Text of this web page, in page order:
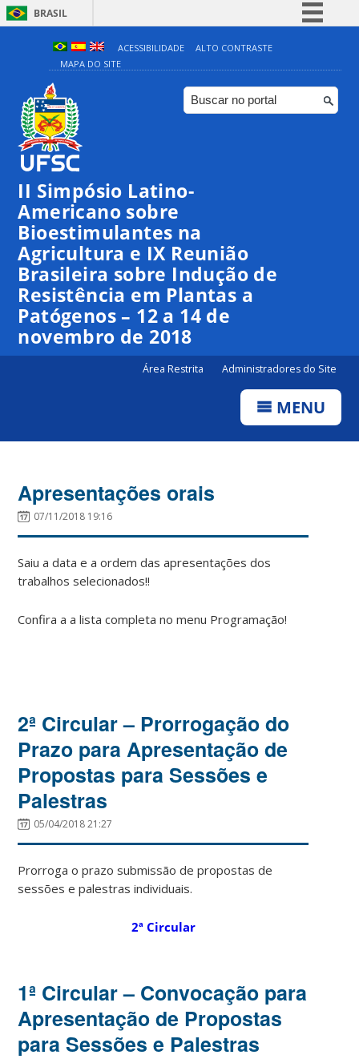
BRASIL
Simplifique!
Comunica BR
Participe
ACESSIBILIDADE
ALTO CONTRASTE
MAPA DO SITE
II Simpósio Latino-
Americano sobre
Bioestimulantes na
Agricultura e IX Reunião
Brasileira sobre Indução de
Resistência em Plantas a
Patógenos – 12 a 14 de
novembro de 2018
Área Restrita Administradores do Site
MENU
Apresentações orais
07/11/2018 19:16
Saiu a data e a ordem das apresentações dos
trabalhos selecionados!!
Confira a a lista completa no menu Programação!
2ª Circular – Prorrogação do
Prazo para Apresentação de
Propostas para Sessões e
Palestras
05/04/2018 21:27
Prorroga o prazo submissão de propostas de
sessões e palestras individuais.
2ª Circular
1ª Circular – Convocação para
Apresentação de Propostas
para Sessões e Palestras